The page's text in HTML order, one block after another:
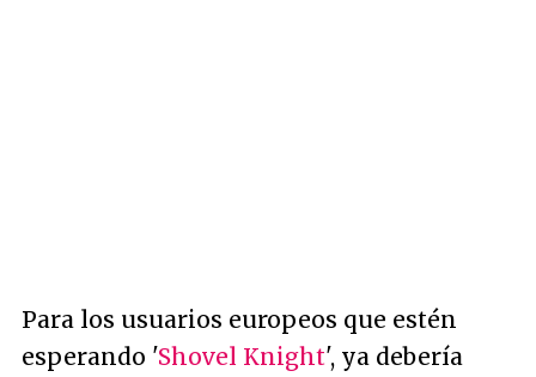
Para los usuarios europeos que estén
esperando 'Shovel Knight', ya debería